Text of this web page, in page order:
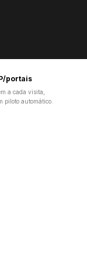
portais
a cada visita,
piloto automático.